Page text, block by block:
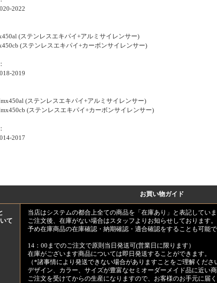
2022
(ステンレスエキパイ+アルミサイレンサー)
(ステンレスエキパイ+カーボンサイレンサー)
2019
(ステンレスエキパイ+アルミサイレンサー)
(ステンレスエキパイ+カーボンサイレンサー)
2017
お買い物ガイド
て
当店はシステムの都合上全ての商品を「在庫あり」と表記していま
ご注文後、在庫がない場合はスタッフよりお知らせしております。
予め在庫商品の在庫確認・納期確認・適合確認をすることも可能
14：00までのご注文で原則当日発送可(営業日に限ります）
在庫がございます商品については即日発送することができます。
（*諸事情により発送できない場合がありますことをご理解くださ
デザイン、カラー、サイズが豊富なセミオーダーメイド品に近い
ご注文を受けてからの生産になりますので、お客様のお手元に届